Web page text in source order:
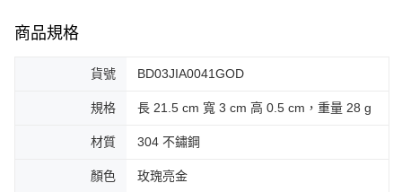
商品規格
貨號 BD03JIA0041GOD
規格 長 21.5 cm 寬 3 cm 高 0.5 cm，重量 28 g
材質 304 不鏽鋼
顏色 玫瑰亮金